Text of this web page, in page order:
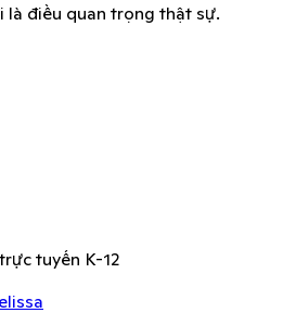
là điều quan trọng thật sự.
tuyến K-12